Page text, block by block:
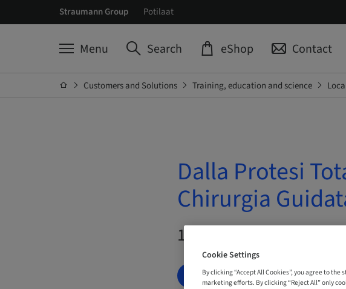
Straumann Group Potilaat
Menu Search eShop Contact
Customers and Solutions Training, education and science
Dalla Protesi
Chirurgia
11. Dec 2026 – 12. Dec
BOOK NOW
Cookie Settings
By clicking “Accept All Cookies”, you agree to
marketing efforts. By clicking “Reject All” only